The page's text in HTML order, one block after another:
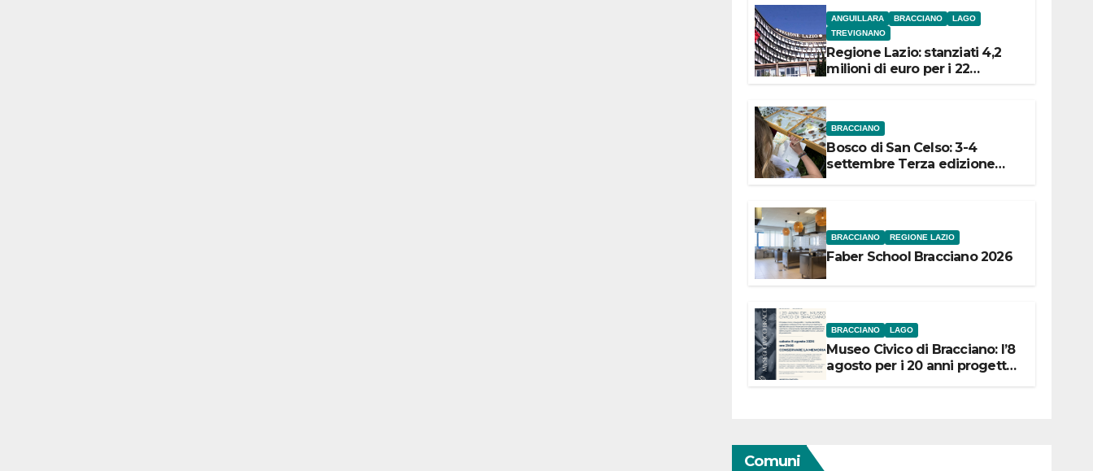
ANGUILLARA BRACCIANO
LAGO
TREVIGNANO
Regione Lazio: stanziati 4,2
milioni di euro per i 22
BRACCIANO
Bosco di San Celso: 3-4
settembre Terza edizione
BRACCIANO REGIONE LAZIO
Faber School Bracciano 2026
BRACCIANO LAGO
Museo Civico di Bracciano: l’8
agosto per i 20 anni progetto
Comuni